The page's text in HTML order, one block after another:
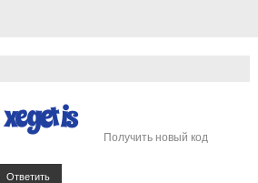
Получить новый код
Ответить